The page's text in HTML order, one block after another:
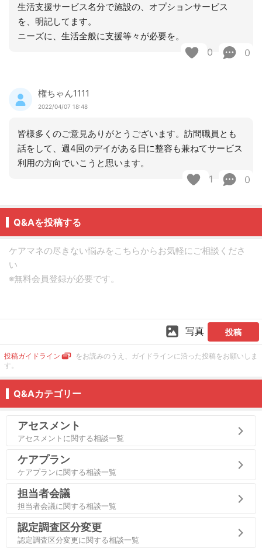
生活支援サービス名分で施設の、オプションサービス
を、明記してます。
ニーズに、生活全般に支援等々が必要を。
0 0
権ちゃん1111
2022/04/07 18:48
皆様多くのご意見ありがとうございます。訪問職員とも
話をして、週4回のデイがある日に整容も兼ねてサービス
利用の方向でいこうと思います。
1 0
Q&Aを投稿する
写真 投稿
投稿ガイドライン
をお読みのうえ、ガイドラインに沿った投稿をお願いしま
す。
Q&Aカテゴリー
アセスメント
アセスメントに関する相談一覧
ケアプラン
ケアプランに関する相談一覧
担当者会議
担当者会議に関する相談一覧
認定調査区分変更
認定調査区分変更に関する相談一覧